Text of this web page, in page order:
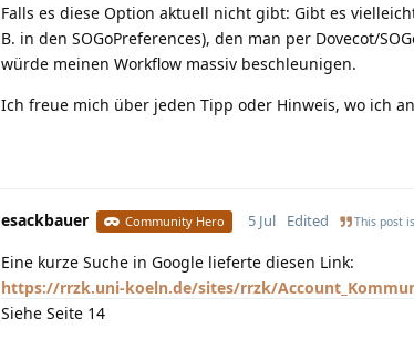
Falls es diese Option aktuell nicht gibt: Gibt es
B. in den SOGoPreferences), den man per Dovecot/
würde meinen Workflow massiv beschleunigen.
Ich freue mich über jeden Tipp oder Hinweis, wo ich
esackbauer Community Hero 5 Jul Edited This post
Eine kurze Suche in Google lieferte diesen Link:
https://rrzk.uni-koeln.de/sites/rrzk/
Siehe Seite 14